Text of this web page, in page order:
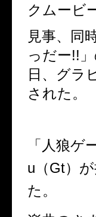
クムービ
見事、同
っだー!!
日、グラ
された。
「人狼ゲ
u（Gt）
た。